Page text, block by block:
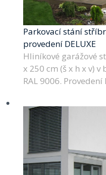
Parkovací stání
provedení DELUXE
Hliníkové garážové
x 250 cm (š x h x v)
RAL 9006. Provedení